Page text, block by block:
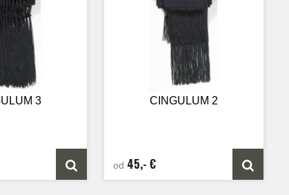
3 CINGULUM 2
od 45,- €